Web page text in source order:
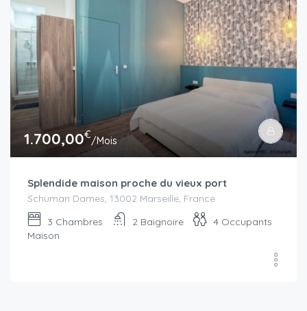
1.700,00€/Mois
Splendide maison proche du vieux port
Schuman Dames, 13002 Marseille, France
3 Chambres 2 Baignoire 4 Occupants
Maison